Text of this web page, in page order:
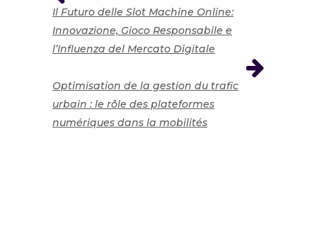
Il Futuro delle Slot Machine Online:
Innovazione, Gioco Responsabile e
l’Influenza del Mercato Digitale
Optimisation de la gestion du trafic
urbain : le rôle des plateformes
numériques dans la mobilités